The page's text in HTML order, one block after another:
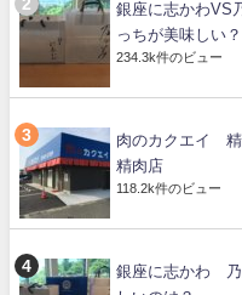
銀座に志かわ
っちが美味しい？
234.3k件のビュー
肉のカクエイ
精肉店
118.2k件のビュー
銀座に志かわ